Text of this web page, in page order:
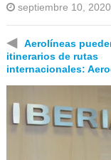
septiembre 10, 2020
◀
Aerolíneas
itinerarios de rutas
internacionales: